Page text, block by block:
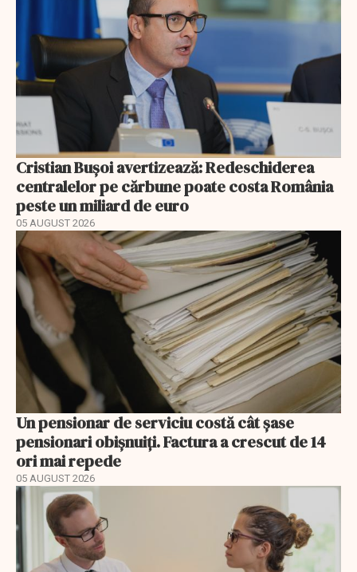
Cristian Bușoi avertizează: Redeschiderea
centralelor pe cărbune poate costa România
peste un miliard de euro
05 AUGUST 2026
Un pensionar de serviciu costă cât șase
pensionari obișnuiți. Factura a crescut de 14
ori mai repede
05 AUGUST 2026